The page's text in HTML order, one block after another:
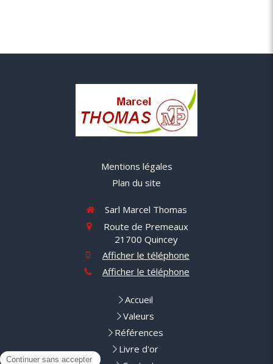
Mentions légales
Plan du site
Sarl Marcel Thomas
Route de Premeaux
21700 Quincey
Afficher le téléphone
Afficher le téléphone
Accueil
Valeurs
Références
Livre d'or